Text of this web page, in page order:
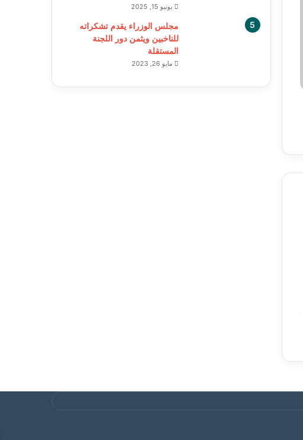
يونيو 15, 2025
مجلس الوزراء يقدم تشكراته
للناخبين ويثمن دور اللجنة
المستقلة
مايو 26, 2023